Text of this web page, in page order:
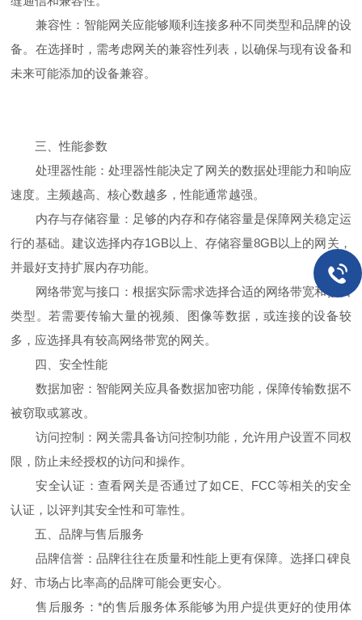
兼容性：智能网关应能够顺利连接多种不同类型和品牌的设
备。在选择时，需考虑网关的兼容性列表，以确保与现有设备和
未来可能添加的设备兼容。
三、性能参数
处理器性能：处理器性能决定了网关的数据处理能力和响应
速度。主频越高、核心数越多，性能通常越强。
内存与存储容量：足够的内存和存储容量是保障网关稳定运
行的基础。建议选择内存1GB以上、存储容量8GB以上的网关，
并最好支持扩展内存功能。
网络带宽与接口：根据实际需求选择合适的网络带宽和接口
类型。若需要传输大量的视频、图像等数据，或连接的设备较
多，应选择具有较高网络带宽的网关。
四、安全性能
数据加密：智能网关应具备数据加密功能，保障传输数据不
被窃取或篡改。
访问控制：网关需具备访问控制功能，允许用户设置不同权
限，防止未经授权的访问和操作。
安全认证：查看网关是否通过了如CE、FCC等相关的安全
认证，以评判其安全性和可靠性。
五、品牌与售后服务
品牌信誉：品牌往往在质量和性能上更有保障。选择口碑良
好、市场占比率高的品牌可能会更安心。
售后服务：*的售后服务体系能够为用户提供更好的使用体